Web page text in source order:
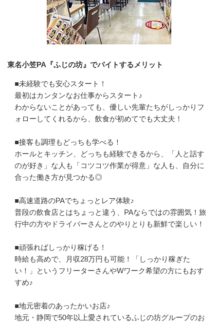
東名小笠PA『ふじの坊』でバイトするメリット
■未経験でも安心スタート！
最初はカンタンなお仕事からスタート♪
わからないことがあっても、優しい先輩たちがしっかりフ
ォローしてくれるから、飲食が初めてでも大丈夫！
■接客も調理もどっちも学べる！
ホールとキッチン、どっちも経験できるから、「人と話す
のが好き」な人も「コツコツ作業が得意」な人も、自分に
合った働き方が見つかる◎
■高速道路のPAでちょっとレア体験♪
普段の飲食店とはちょっと違う、PAならではの雰囲気！旅
行中の方やドライバーさんとのやりとりも新鮮で楽しい！
■頑張ればしっかり稼げる！
時給も高めで、月収28万円も可能！「しっかり稼ぎた
い！」というフリーターさんやWワーク希望の方にもおす
すめ♪
■地元密着のあったかいお店♪
地元・静岡で50年以上愛されているふじの坊グループのお